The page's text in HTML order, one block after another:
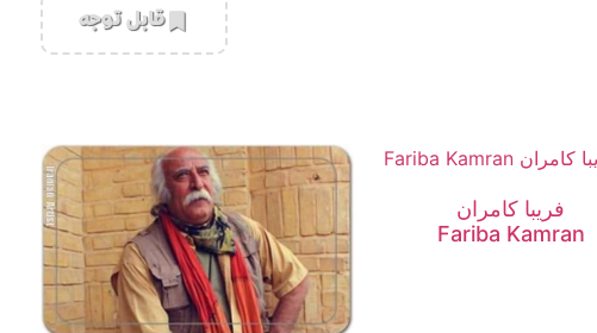
‌قابل توجه
فریبا کامران
Fariba Kamran